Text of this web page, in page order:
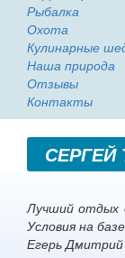
Рыбалка
Охота
Кулинарные
Наша природа
Отзывы
Контакты
Лучший отдых
Условия на
Егерь